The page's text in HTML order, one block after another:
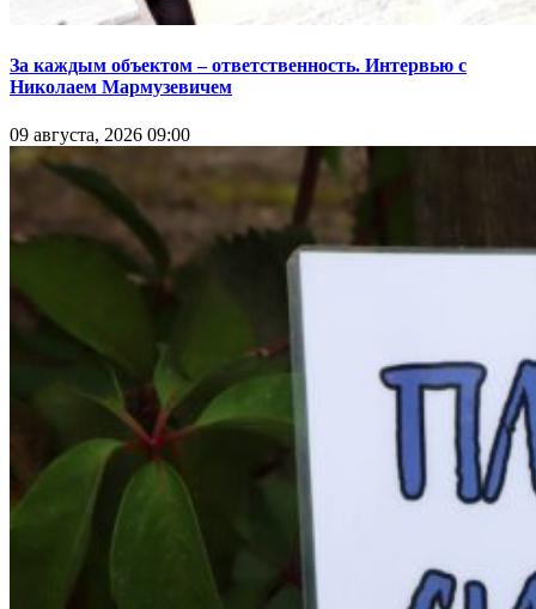
За каждым объектом – ответственность. Интервью с
Николаем Мармузевичем
09 августа, 2026 09:00